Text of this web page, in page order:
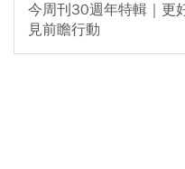
今周刊30週年特輯｜更
見前瞻行動